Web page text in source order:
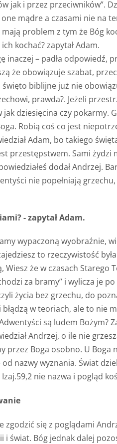
jak i przez przeciwników”.
one mądre a czasami nie na
mają problem z tym że Bóg
ich kochać? zapytał Adam.
inaczej – padła odpowiedź,
że obowiązuje szabat,
święto biblijne już nie
prawda?. Jeżeli
jak dziesięcina czy pokarmy.
Robią coś co jest
Adam, bo takiego
przestępstwem. Sami żydzi
dodał Andrzej.
nie popełniają
- zapytał Adam.
wypaczoną wyobraźnie,
to rzeczywistość
Wiesz że w czasach Starego
za bramy” i wylicza je
życia bez grzechu, do
błądzą w teoriach, ale to nie
są ludem Bożym?
Andrzej, o ile nie
przez Boga osobno. U Boga
nazwy wyznania. Świat
nie nazwa i pogląd
zgodzić się z poglądami
i świat. Bóg jednak dalej